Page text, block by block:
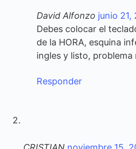
David Alfonzo junio 21,
Debes colocar el
de la HORA, esquina
ingles y listo, problema
Responder